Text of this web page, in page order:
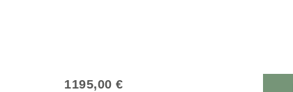
1195,00 €